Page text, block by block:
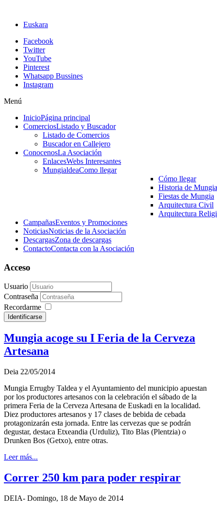
Euskara
Facebook
Twitter
YouTube
Pinterest
Whatsapp Bussines
Instagram
Menú
InicioPágina principal
ComerciosListado y Buscador
Listado de Comercios
Buscador en Callejero
ConocenosLa Asociación
EnlacesWebs Interesantes
MungialdeaComo llegar
Cómo llegar
Historia de Mungia
Fiestas de Mungia
Arquitectura Civil
Arquitectura
CampañasEventos y Promociones
NoticiasNoticias de la Asociación
DescargasZona de descargas
ContactoContacta con la Asociación
Acceso
Usuario
Contraseña
Recordarme
Identificarse
Mungia acoge su I Feria de la Cerveza
Artesana
Deia 22/05/2014
Mungia Errugby Taldea y el Ayuntamiento del municipio apuestan
por los productores artesanos con la celebración el sábado de la
primera Feria de la Cerveza Artesana de Euskadi en la localidad.
Diez productores artesanos y 17 clases de bebida de cebada
protagonizarán esta jornada. Entre las cervezas que se podrán
degustar, destaca Etxeandia (Urduliz), Tito Blas (Plentzia) o
Drunken Bos (Getxo), entre otras.
Leer más...
Correr 250 km para poder respirar
DEIA- Domingo, 18 de Mayo de 2014